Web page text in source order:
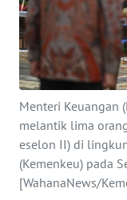
Menteri Keuangan
melantik lima
eselon II) di
(Kemenkeu) pada
[WahanaNews/
SERBA-SERBI
PENDIDIKAN
OLAHRAGA
OPINI